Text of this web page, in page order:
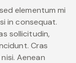
elementum mi
in consequat.
sollicitudin,
Cras
Aenean